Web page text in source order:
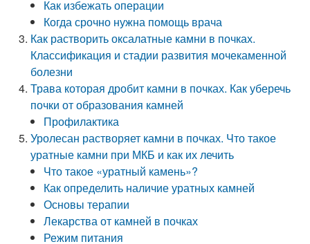
Как избежать операции
Когда срочно нужна помощь врача
Как растворить оксалатные камни в почках.
Классификация и стадии развития мочекаменной
болезни
Трава которая дробит камни в почках. Как уберечь
почки от образования камней
Профилактика
Уролесан растворяет камни в почках. Что такое
уратные камни при МКБ и как их лечить
Что такое «уратный камень»?
Как определить наличие уратных камней
Основы терапии
Лекарства от камней в почках
Режим питания